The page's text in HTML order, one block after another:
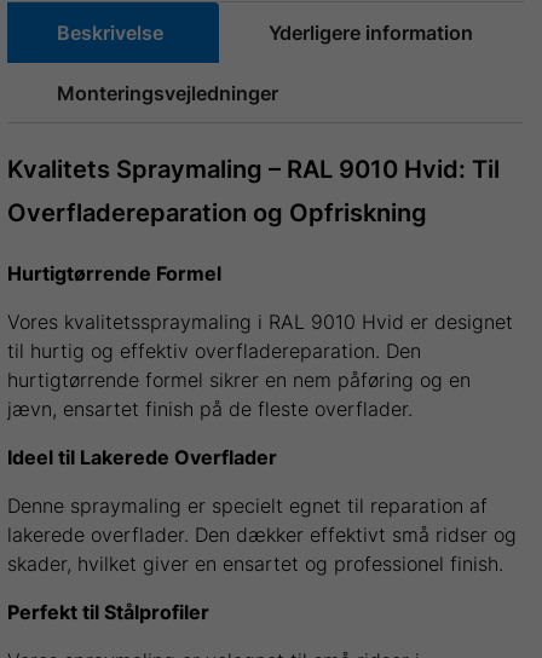
Beskrivelse Yderligere information
Monteringsvejledninger
Kvalitets Spraymaling – RAL 9010 Hvid: Til
Overfladereparation og Opfriskning
Hurtigtørrende Formel
Vores kvalitetsspraymaling i RAL 9010 Hvid er designet
til hurtig og effektiv overfladereparation. Den
hurtigtørrende formel sikrer en nem påføring og en
jævn, ensartet finish på de fleste overflader.
Ideel til Lakerede Overflader
Denne spraymaling er specielt egnet til reparation af
lakerede overflader. Den dækker effektivt små ridser og
skader, hvilket giver en ensartet og professionel finish.
Perfekt til Stålprofiler